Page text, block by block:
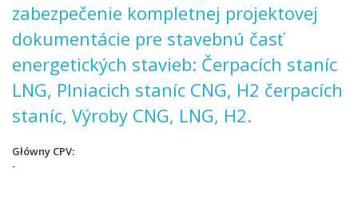
zabezpečenie kompletnej projektovej
dokumentácie pre stavebnú časť
energetických stavieb: Čerpacích staníc
LNG, Plniacich staníc CNG, H2 čerpacích
staníc, Výroby CNG, LNG, H2.
Główny CPV
-